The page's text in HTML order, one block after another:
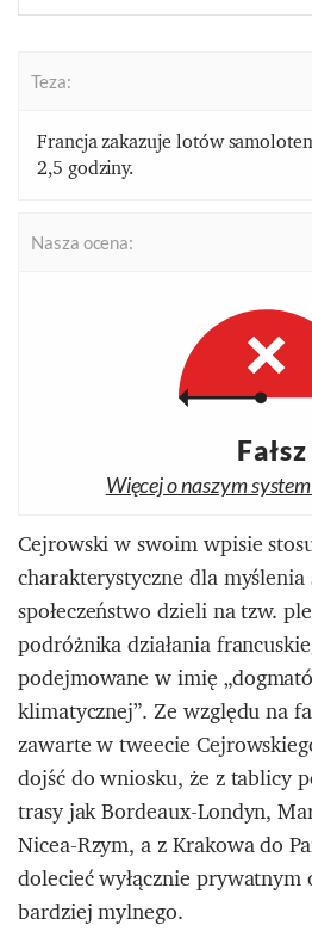
Teza:
Francja zakazuje lotów
2,5 godziny.
Nasza ocena:
Fałsz
Więcej o naszym
Cejrowski w swoim wpisie
charakterystyczne dla
społeczeństwo dzieli na tzw.
podróżnika działania
podejmowane w imię
klimatycznej”. Ze względu na
zawarte w tweecie
dojść do wniosku, że z tablicy
trasy jak Bordeaux-Londyn,
Nicea-Rzym, a z Krakowa do
dolecieć wyłącznie
bardziej mylnego.